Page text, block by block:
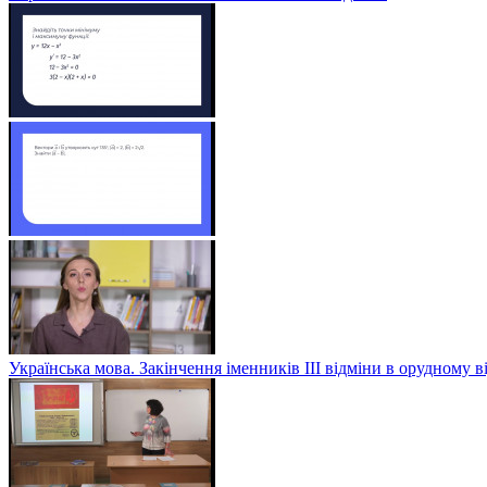
Українська мова. Закінчення іменників ІІІ відміни в орудному